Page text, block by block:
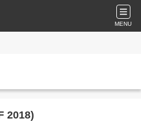
MENU
2018)